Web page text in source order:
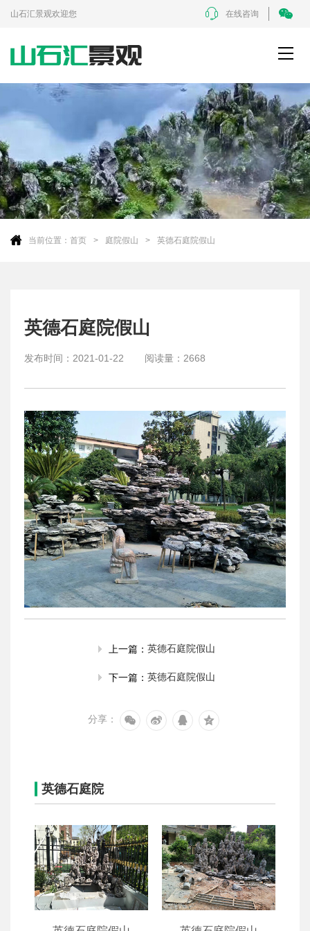
山石汇景观欢迎您 在线咨询
当前位置： 首页 庭院假山 英德石庭院假山
英德石庭院假山
发布时间： 2021-01-22 阅读量： 2668
上一篇： 英德石庭院假山
下一篇： 英德石庭院假山
分享：
英德石庭院